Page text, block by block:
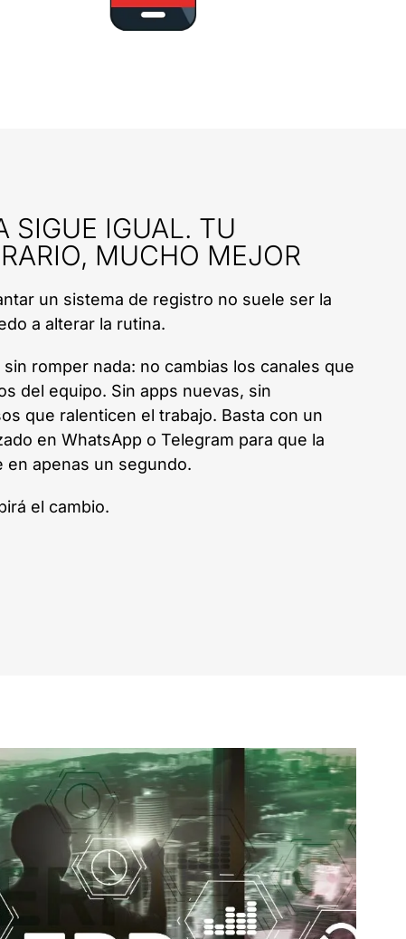
SIGUE IGUAL. TU
MUCHO MEJOR
un sistema de registro no suele ser la
a alterar la rutina.
romper nada: no cambias los canales que
del equipo. Sin apps nuevas, sin
que ralenticen el trabajo. Basta con un
en WhatsApp o Telegram para que la
apenas un segundo.
el cambio.